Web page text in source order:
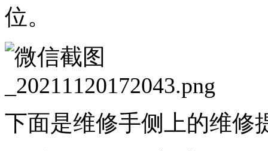
位。
下面是维修手侧上的维修